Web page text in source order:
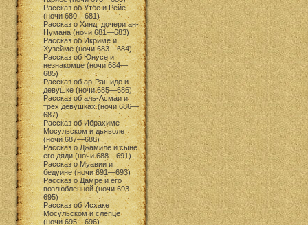
Рассказ об Утбе и Рейе
(ночи 680—681)
Рассказ о Хинд, дочери ан-
Нумана (ночи 681—683)
Рассказ об Икриме и
Хузейме (ночи 683—684)
Рассказ об Юнусе и
незнакомце (ночи 684—
685)
Рассказ об ар-Рашиде и
девушке (ночи 685—686)
Рассказ об аль-Асмаи и
трех девушках (ночи 686—
687)
Рассказ об Ибрахиме
Мосульском и дьяволе
(ночи 687—688)
Рассказ о Джамиле и сыне
его дяди (ночи 688—691)
Рассказ о Муавии и
бедуине (ночи 691—693)
Рассказ о Дамре и его
возлюбленной (ночи 693—
695)
Рассказ об Исхаке
Мосульском и слепце
(ночи 695—696)